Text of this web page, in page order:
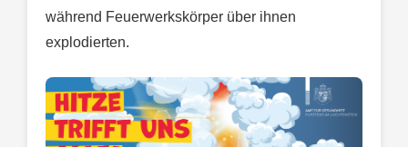
während Feuerwerkskörper über ihnen
explodierten.